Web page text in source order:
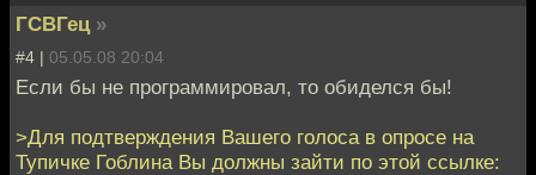
ГСВГец »
#4 | 05.05.08 20:04
Если бы не программировал, то обиделся бы!
>Для подтверждения Вашего голоса в опросе на
Тупичке Гоблина Вы должны зайти по этой ссылке: